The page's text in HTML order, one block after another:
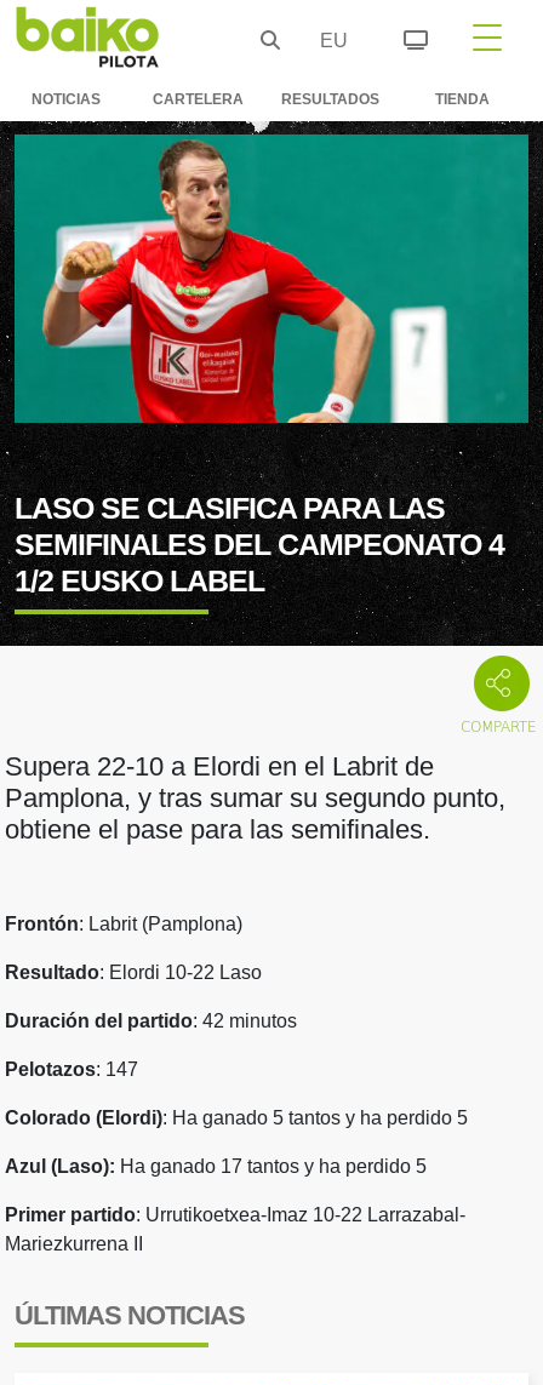
EU
NOTICIAS CARTELERA RESULTADOS TIENDA
LASO SE CLASIFICA PARA LAS
SEMIFINALES DEL CAMPEONATO 4
1/2 EUSKO LABEL
Supera 22-10 a Elordi en el Labrit de
Pamplona, y tras sumar su segundo punto,
obtiene el pase para las semifinales.
Frontón: Labrit (Pamplona)
Resultado: Elordi 10-22 Laso
Duración del partido: 42 minutos
Pelotazos: 147
Colorado (Elordi): Ha ganado 5 tantos y ha perdido 5
Azul (Laso): Ha ganado 17 tantos y ha perdido 5
Primer partido: Urrutikoetxea-Imaz 10-22 Larrazabal-
Mariezkurrena II
ÚLTIMAS NOTICIAS